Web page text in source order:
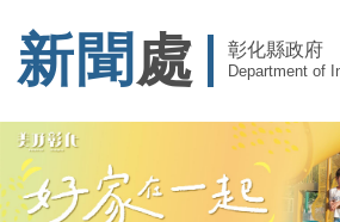
新聞 處 彰化縣政府
Department of